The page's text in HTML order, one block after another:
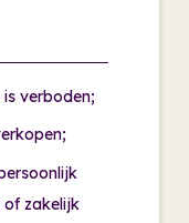
verboden;
of zakelijk